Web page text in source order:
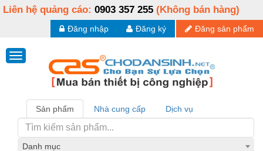
Liên hệ quảng cáo: 0903 357 255 (Không bán hàng)
Đăng sản phẩm
Đăng ký
Đăng nhập
Sản phẩm Nhà cung cấp Dịch vụ
Danh mục